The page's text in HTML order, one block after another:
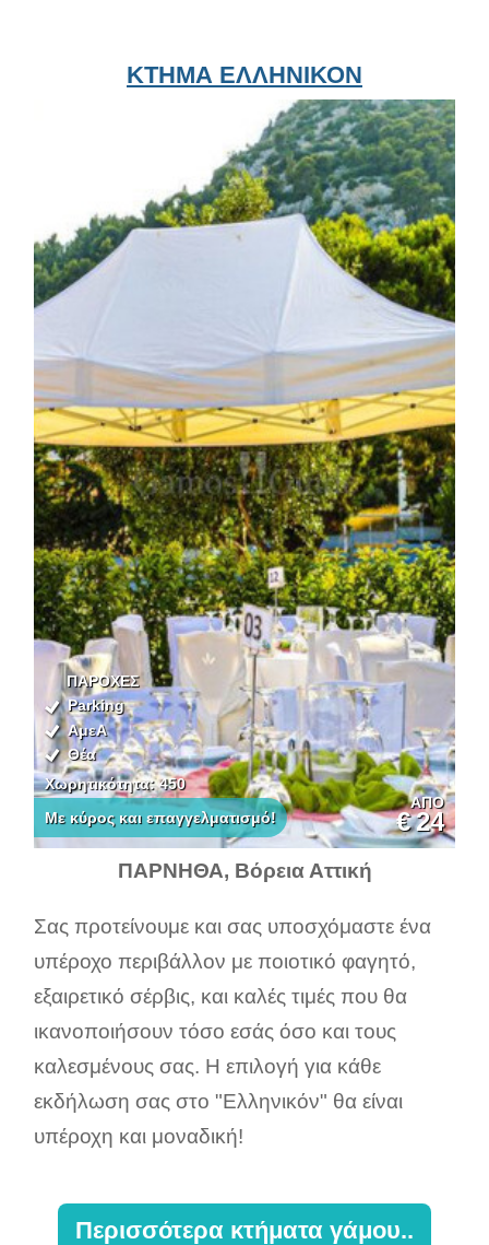
ΚΤΗΜΑ ΕΛΛΗΝΙΚΟΝ
ΑΠΟ
€24
ΠΑΡΟΧΕΣ
Parking
ΑμεΑ
Θέα
Χωρητικότητα: 450
Με κύρος και επαγγελματισμό!
ΠΑΡΝΗΘΑ, Βόρεια Αττική
Σας προτείνουμε και σας υποσχόμαστε ένα
υπέροχο περιβάλλον με ποιοτικό φαγητό,
εξαιρετικό σέρβις, και καλές τιμές που θα
ικανοποιήσουν τόσο εσάς όσο και τους
καλεσμένους σας. H επιλογή για κάθε
εκδήλωση σας στο "Ελληνικόν" θα είναι
υπέροχη και μοναδική!
Περισσότερα κτήματα γάμου..